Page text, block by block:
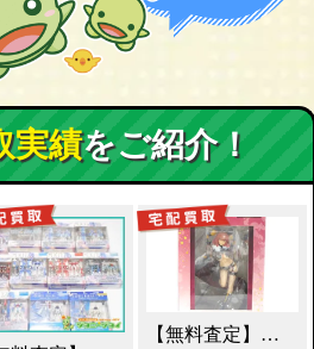
実績をご紹介！
【無料査定】昭和レトロ玩具歓迎 ｜ アルター 百花繚乱 千姫 買取！